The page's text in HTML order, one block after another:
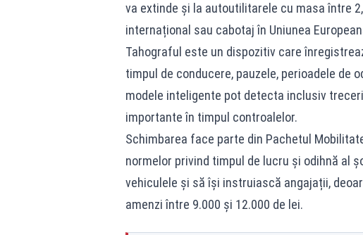
va extinde și la autoutilitarele cu masa între
internațional sau cabotaj în Uniunea
Tahograful este un dispozitiv care
timpul de conducere, pauzele, perioadele de
modele inteligente pot detecta inclusiv
importante în timpul controalelor.
Schimbarea face parte din Pachetul
normelor privind timpul de lucru și odihnă al
vehiculele și să își instruiască angajații,
amenzi între 9.000 și 12.000 de lei.